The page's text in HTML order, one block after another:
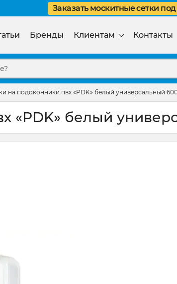
Заказать москитные сетки
Бренды Клиентам Контакты
на подоконники пвх «PDK» белый универсальный
«PDK» белый